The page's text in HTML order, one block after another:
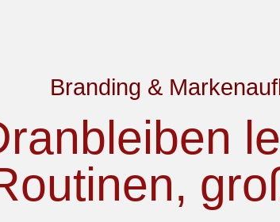
Branding &